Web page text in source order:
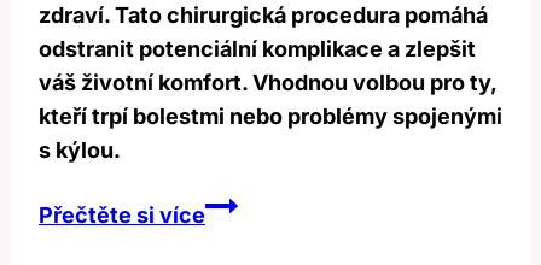
zdraví. Tato chirurgická procedura pomáhá
odstranit potenciální komplikace a zlepšit
váš životní komfort. Vhodnou volbou pro ty,
kteří trpí bolestmi nebo problémy spojenými
s kýlou.
Přečtěte si víceCena